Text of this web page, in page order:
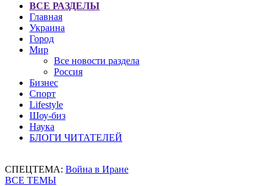
ВСЕ РАЗДЕЛЫ
Главная
Украина
Город
Мир
Все новости раздела
Россия
Бизнес
Спорт
Lifestyle
Шоу-биз
Наука
БЛОГИ ЧИТАТЕЛЕЙ
СПЕЦТЕМА: Война в Иране
ВСЕ ТЕМЫ